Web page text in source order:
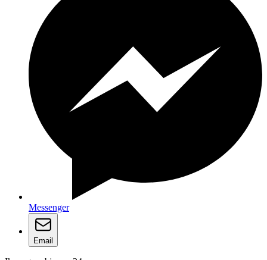
Messenger
Email